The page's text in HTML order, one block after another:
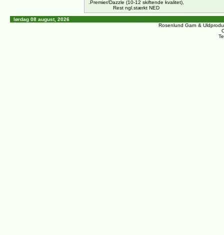
.Premier/Dazzle (10-12 skiftende kvalitet),
Rest ngl.stærkt NED
lørdag 08 august, 2026
Rosenlund Garn &